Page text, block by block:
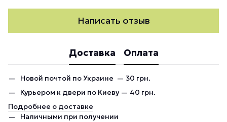
Написать отзыв
Доставка Оплата
Новой почтой по Украине — 30 грн.
Курьером к двери по Киеву — 40 грн.
Подробнее о доставке
Наличными при получении